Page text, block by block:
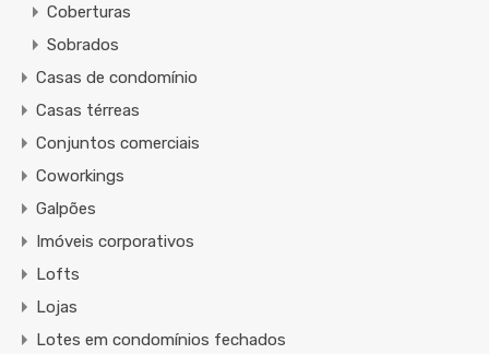
Coberturas
Sobrados
Casas de condomínio
Casas térreas
Conjuntos comerciais
Coworkings
Galpões
Imóveis corporativos
Lofts
Lojas
Lotes em condomínios fechados